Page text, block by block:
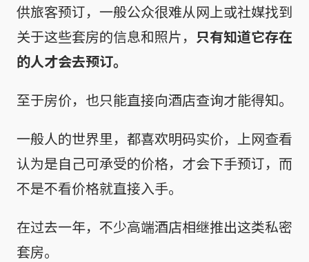
供旅客预订，一般公众很难从网上或社媒找到
关于这些套房的信息和照片， 只有知道它存在
的人才会去预订。
至于房价，也只能直接向酒店查询才能得知。
一般人的世界里，都喜欢明码实价，上网查看
认为是自己可承受的价格，才会下手预订，而
不是不看价格就直接入手。
在过去一年，不少高端酒店相继推出这类私密
套房。